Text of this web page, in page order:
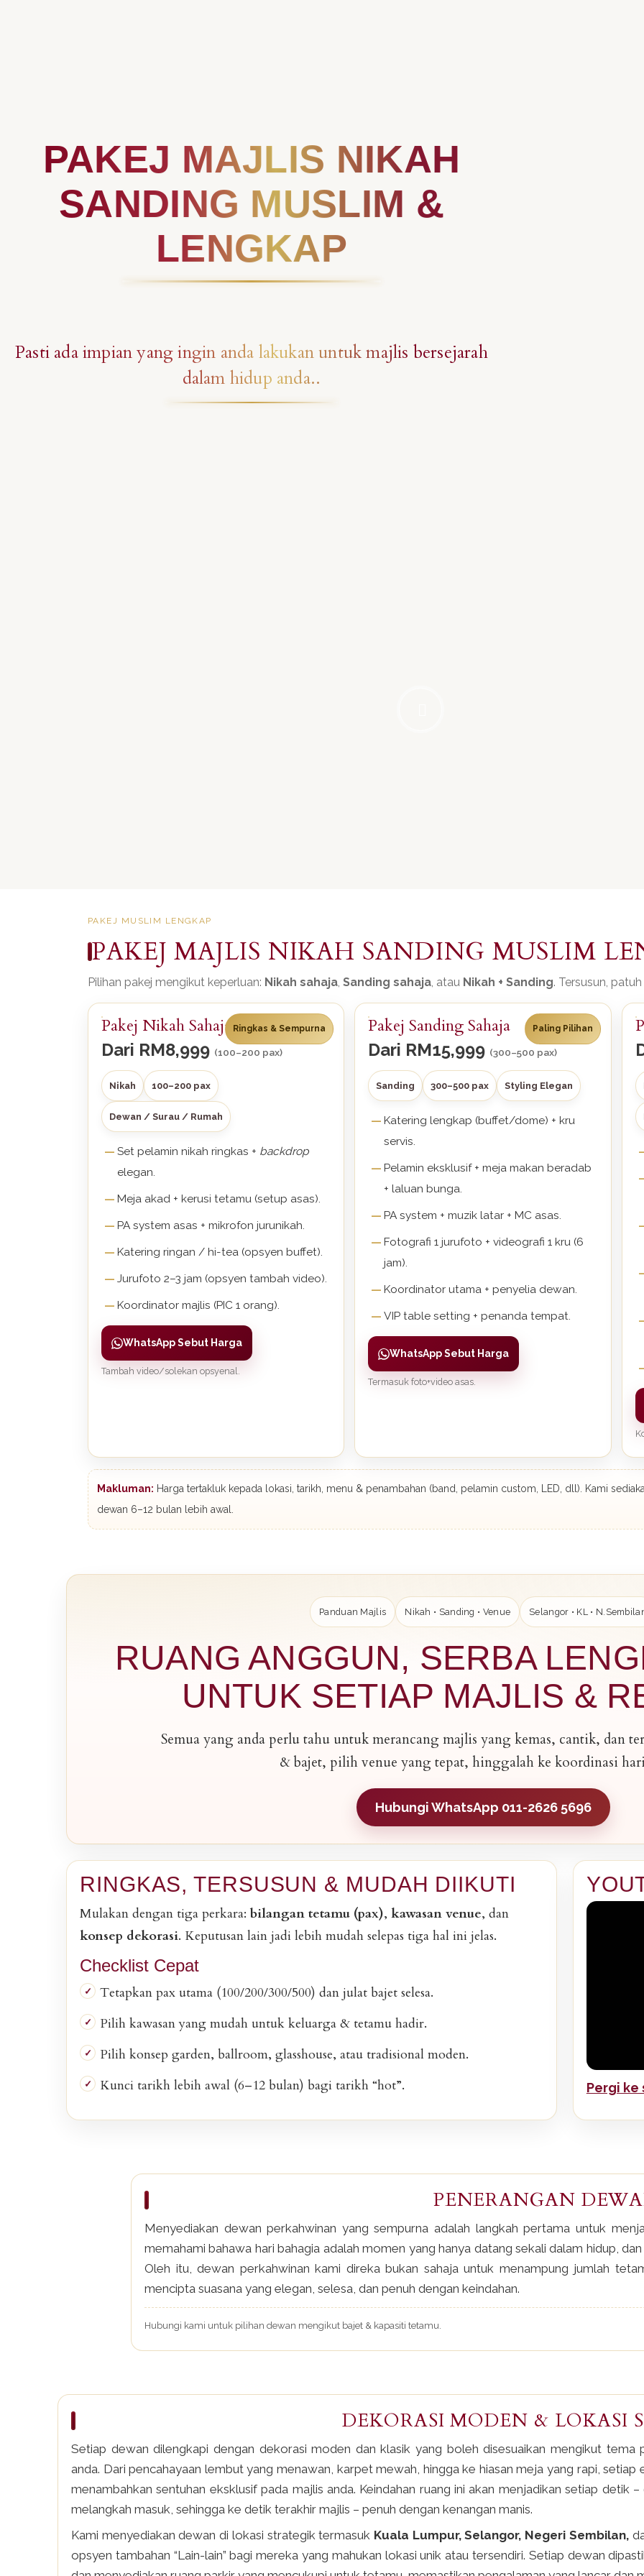
PAKEJ MAJLIS NIKAH
SANDING MUSLIM &
LENGKAP
Pasti ada impian yang ingin anda lakukan untuk majlis bersejarah
dalam hidup anda..
PAKEJ MUSLIM LENGKAP
PAKEJ MAJLIS NIKAH SANDING MUSLIM
Pilihan pakej mengikut keperluan: Nikah sahaja, Sanding sahaja, atau Nikah + Sanding. Tersusun,
Ringkas & Sempurna
Pakej Nikah Sahaja
Dari RM8,999 (100–200 pax)
Nikah 100–200 pax
Dewan / Surau / Rumah
Set pelamin nikah ringkas + backdrop
elegan.
Meja akad + kerusi tetamu (setup asas).
PA system asas + mikrofon jurunikah.
Katering ringan / hi-tea (opsyen buffet).
Jurufoto 2–3 jam (opsyen tambah video).
Koordinator majlis (PIC 1 orang).
WhatsApp Sebut Harga
Tambah video/solekan opsyenal.
Paling Pilihan
Pakej Sanding Sahaja
Dari RM15,999 (300–500 pax)
Sanding 300–500 pax Styling Elegan
Katering lengkap (buffet/dome) + kru
servis.
Pelamin eksklusif + meja makan beradab
+ laluan bunga.
PA system + muzik latar + MC asas.
Fotografi 1 jurufoto + videografi 1 kru (6
jam).
Koordinator utama + penyelia dewan.
VIP table setting + penanda tempat.
WhatsApp Sebut Harga
Termasuk foto+video asas.
Makluman: Harga tertakluk kepada lokasi, tarikh, menu & penambahan (band, pelamin custom, LED, dll). Kami
dewan 6–12 bulan lebih awal.
Panduan Majlis Nikah • Sanding • Venue Selangor • KL •
RUANG ANGGUN, SERBA
UNTUK SETIAP MAJLIS &
Semua yang anda perlu tahu untuk merancang majlis yang kemas, cantik, dan
& bajet, pilih venue yang tepat, hinggalah ke koordinasi
Hubungi WhatsApp 011-2626 5696
RINGKAS, TERSUSUN & MUDAH DIIKUTI
Mulakan dengan tiga perkara: bilangan tetamu (pax), kawasan venue, dan
konsep dekorasi. Keputusan lain jadi lebih mudah selepas tiga hal ini jelas.
Checklist Cepat
Tetapkan pax utama (100/200/300/500) dan julat bajet selesa.
Pilih kawasan yang mudah untuk keluarga & tetamu hadir.
Pilih konsep garden, ballroom, glasshouse, atau tradisional moden.
Kunci tarikh lebih awal (6–12 bulan) bagi tarikh “hot”.
Pergi ke
PENERANGAN
Menyediakan dewan perkahwinan yang sempurna adalah langkah pertama untuk
memahami bahawa hari bahagia adalah momen yang hanya datang sekali dalam hidup,
Oleh itu, dewan perkahwinan kami direka bukan sahaja untuk menampung jumlah
mencipta suasana yang elegan, selesa, dan penuh dengan keindahan.
Hubungi kami untuk pilihan dewan mengikut bajet & kapasiti tetamu.
DEKORASI MODEN & LOKASI
Setiap dewan dilengkapi dengan dekorasi moden dan klasik yang boleh disesuaikan mengikut tema
anda. Dari pencahayaan lembut yang menawan, karpet mewah, hingga ke hiasan meja yang rapi, setiap
menambahkan sentuhan eksklusif pada majlis anda. Keindahan ruang ini akan menjadikan setiap detik
melangkah masuk, sehingga ke detik terakhir majlis – penuh dengan kenangan manis.
Kami menyediakan dewan di lokasi strategik termasuk Kuala Lumpur, Selangor, Negeri Sembilan,
opsyen tambahan “Lain-lain” bagi mereka yang mahukan lokasi unik atau tersendiri. Setiap dewan